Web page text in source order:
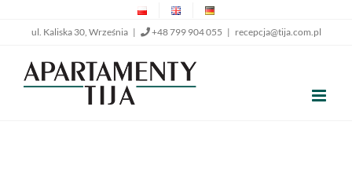
zawartości
ul. Kaliska 30, Września | +48 799 904 055 | recepcja@tija.com.pl